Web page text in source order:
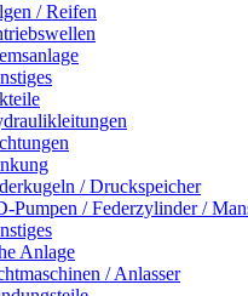
/ Reifen
/ Druckspeicher
Pumpen / Federzylinder /
Anlage
/ Anlasser